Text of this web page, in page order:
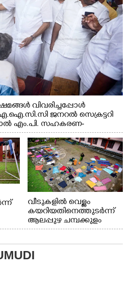
വിവരിച്ചപ്പോൾ
ജനറൽ സെക്രട്ടറി
എം.പി. സഹകരണ-
എം. ലിജു, എന്നിവർ
വീടുകളിൽ വെള്ളം
കയറിയതിനെത്തുടർന്ന്
ആലപ്പുഴ ചമ്പക്കുളം
ഫാദർ തോമസ്
ക്യാമ്പിലെത്തിയവർ മഴ